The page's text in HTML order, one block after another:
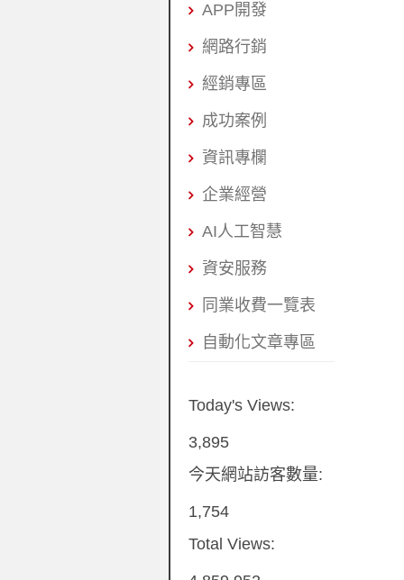
APP開發
網路行銷
經銷專區
成功案例
資訊專欄
企業經營
AI人工智慧
資安服務
同業收費一覽表
自動化文章專區
Today's Views:
3,895
今天網站訪客數量:
1,754
Total Views: